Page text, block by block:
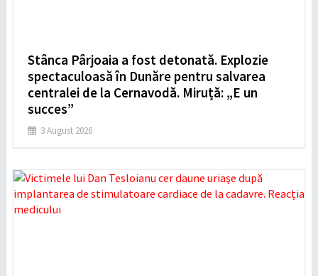
Stânca Pârjoaia a fost detonată. Explozie
spectaculoasă în Dunăre pentru salvarea
centralei de la Cernavodă. Miruță: „E un
succes”
3 August 2026